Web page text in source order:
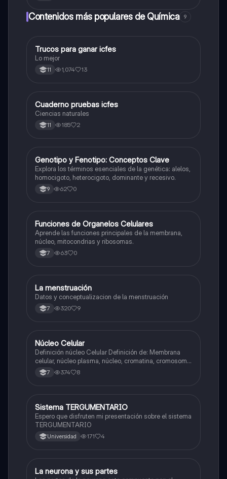
Contenidos más populares de Química 9
Química
Trucos para ganar icfes
Lo mejor
11 1,074 13
Biologia
Cuaderno pruebas icfes
Ciencias naturales
11 185 2
GBiologia
Genotipo y Fenotipo: Conceptos Clave
Explora los términos esenciales de la genética: alelos,
homocigoto, heterocigoto, dominante y recesivo.
9 62 0
FBiologia
Funciones de Organelos Celulares
Aprende las funciones principales de la membrana,
núcleo, mitocondrias y ribosomas.
7 63 0
Biologia
La menstruación
Datos y conceptualizacion de la menstruación
7 320 9
NBiologia
Núcleo Celular
Definición núcleo Celular Definición de: Membrana
celular, núcleo plasma, núcleo, cromatina, cromosoma
Interfase Fases de la interfase
7 374 8
Biologia
Sistema TERGUMENTARIO
Espero que disfruten mi presentación sobre el sistema
TERGUMENTARIO
Universidad 171 4
Biologia
La neurona y sus partes